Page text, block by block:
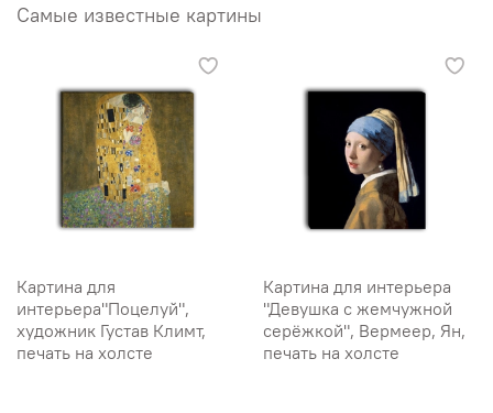
Самые известные картины
Картина для
интерьера"Поцелуй",
художник Густав Климт,
печать на холсте
Картина для интерьера
"Девушка с жемчужной
серёжкой", Вермеер, Ян,
печать на холсте